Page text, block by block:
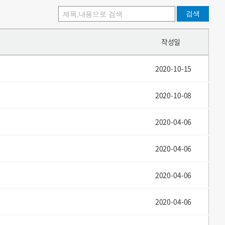
검색
작성일
2020-10-15
2020-10-08
2020-04-06
2020-04-06
2020-04-06
2020-04-06